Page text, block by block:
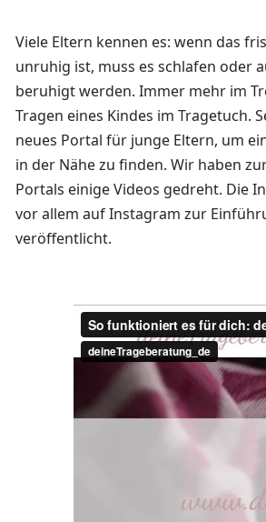
Viele Eltern kennen es: wenn das
unruhig ist, muss es schlafen oder
beruhigt werden. Immer mehr im
Tragen eines Kindes im Tragetuch.
neues Portal für junge Eltern, um
in der Nähe zu finden. Wir haben
Portals einige Videos gedreht. Die
vor allem auf Instagram zur
veröffentlicht.